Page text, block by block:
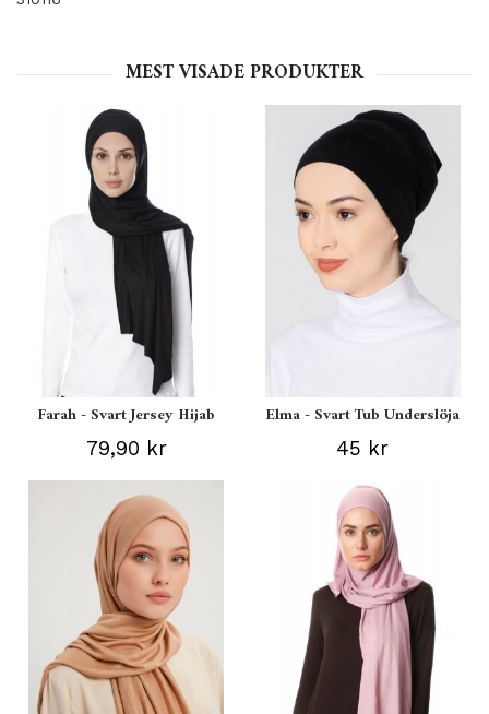
MEST VISADE PRODUKTER
Farah - Svart Jersey Hijab
79,90 kr
Elma - Svart Tub Underslöja
45 kr